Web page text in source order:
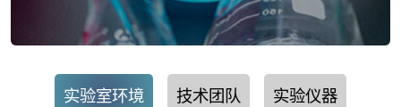
实验室环境 技术团队 实验仪器